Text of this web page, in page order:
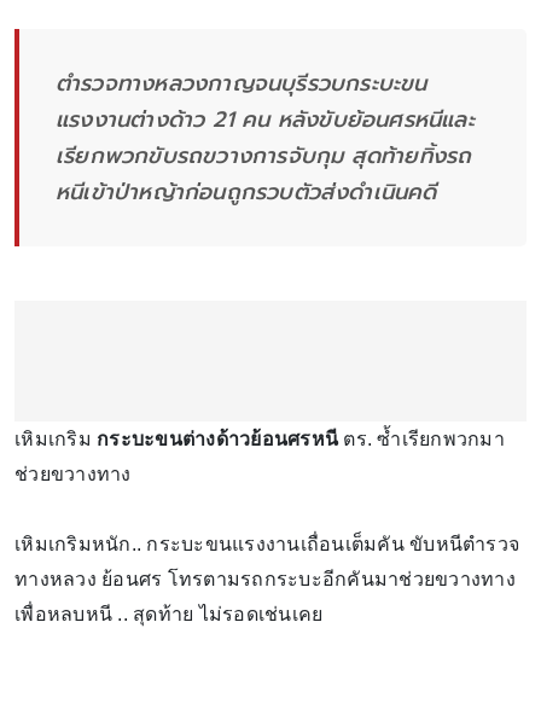
ตำรวจทางหลวงกาญจนบุรีรวบกระบะขน
แรงงานต่างด้าว 21 คน หลังขับย้อนศรหนีและ
เรียกพวกขับรถขวางการจับกุม สุดท้ายทิ้งรถ
หนีเข้าป่าหญ้าก่อนถูกรวบตัวส่งดำเนินคดี
เหิมเกริม กระบะขนต่างด้าวย้อนศรหนี ตร. ซ้ำเรียกพวกมา
ช่วยขวางทาง
เหิมเกริมหนัก.. กระบะขนแรงงานเถื่อนเต็มคัน ขับหนีตำรวจ
ทางหลวง ย้อนศร โทรตามรถกระบะอีกคันมาช่วยขวางทาง
เพื่อหลบหนี .. สุดท้าย ไม่รอดเช่นเคย